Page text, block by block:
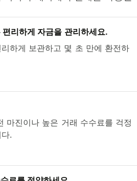
리하게 자금을 관리하세요.
하게 보관하고 몇 초 만에 환전하
마진이나 높은 거래 수수료를 걱정
.